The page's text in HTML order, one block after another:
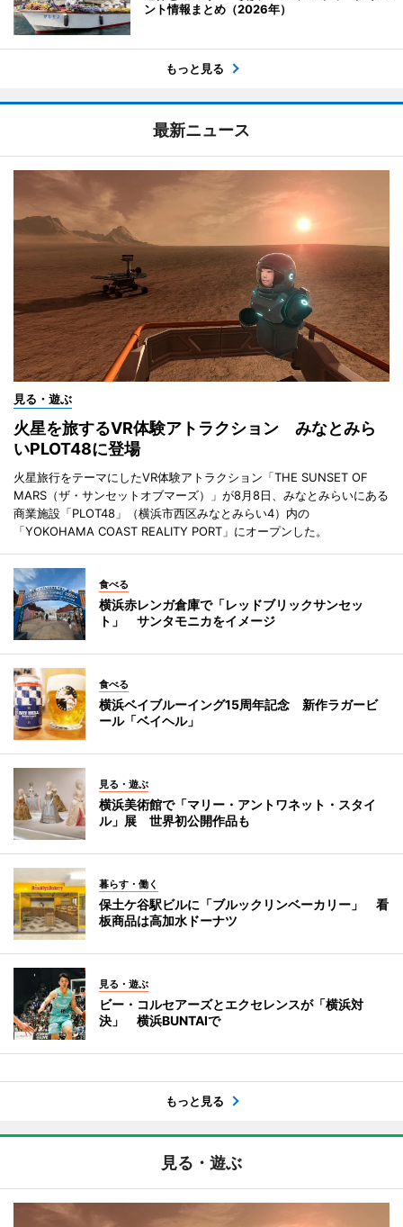
ント情報まとめ（2026年）
もっと見る
最新ニュース
見る・遊ぶ
火星を旅するVR体験アトラクション みなとみら
いPLOT48に登場
火星旅行をテーマにしたVR体験アトラクション「THE SUNSET OF
MARS（ザ・サンセットオブマーズ）」が8月8日、みなとみらいにある
商業施設「PLOT48」（横浜市西区みなとみらい4）内の
「YOKOHAMA COAST REALITY PORT」にオープンした。
食べる
横浜赤レンガ倉庫で「レッドブリックサンセッ
ト」 サンタモニカをイメージ
食べる
横浜ベイブルーイング15周年記念 新作ラガービ
ール「ベイヘル」
見る・遊ぶ
横浜美術館で「マリー・アントワネット・スタイ
ル」展 世界初公開作品も
暮らす・働く
保土ケ谷駅ビルに「ブルックリンベーカリー」 看
板商品は高加水ドーナツ
見る・遊ぶ
ビー・コルセアーズとエクセレンスが「横浜対
決」 横浜BUNTAIで
もっと見る
見る・遊ぶ